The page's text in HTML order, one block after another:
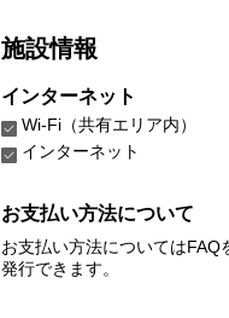
施設情報
インターネット
Wi-Fi（共有エリア内）
インターネット
お支払い方法について
お支払い方法については
発行できます。